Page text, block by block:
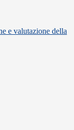
e valutazione della